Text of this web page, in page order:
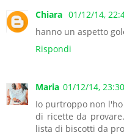
Chiara 01/12/14,
hanno un aspetto
Rispondi
Maria 01/12/14, 23:30
Io purtroppo non
di ricette da
lista di biscotti da